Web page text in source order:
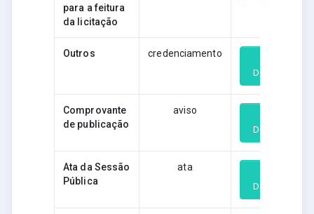
para a feitura
da licitação
Outros credenciamento
Download
Comprovante
de publicação
aviso
Download
Ata da Sessão
Pública
ata
Download